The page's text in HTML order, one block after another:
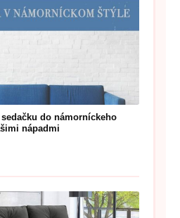
do námorníckeho
nápadmi